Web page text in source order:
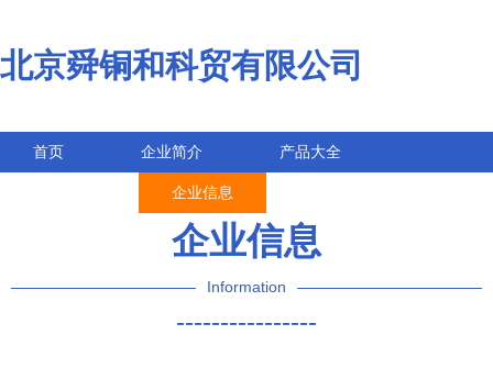
北京舜铜和科贸有限公司
首页 企业简介 产品大全
企业信息
企业信息
Information
----------------